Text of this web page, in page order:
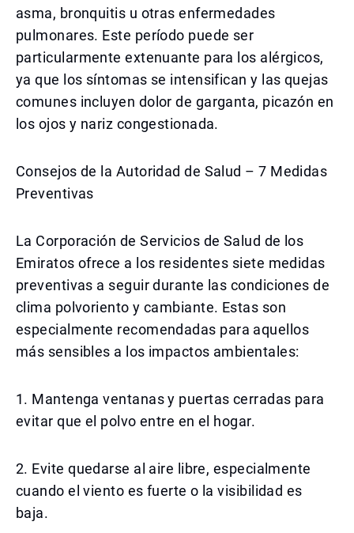
asma, bronquitis u otras enfermedades
pulmonares. Este período puede ser
particularmente extenuante para los alérgicos,
ya que los síntomas se intensifican y las quejas
comunes incluyen dolor de garganta, picazón en
los ojos y nariz congestionada.
Consejos de la Autoridad de Salud – 7 Medidas
Preventivas
La Corporación de Servicios de Salud de los
Emiratos ofrece a los residentes siete medidas
preventivas a seguir durante las condiciones de
clima polvoriento y cambiante. Estas son
especialmente recomendadas para aquellos
más sensibles a los impactos ambientales:
1. Mantenga ventanas y puertas cerradas para
evitar que el polvo entre en el hogar.
2. Evite quedarse al aire libre, especialmente
cuando el viento es fuerte o la visibilidad es
baja.